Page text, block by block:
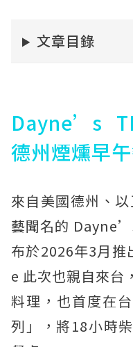
文章目錄
Dayne’s
德州煙燻早
來自美國德州、
藝聞名的
布於2026年3月推
e 此次也親自來台
料理，也首度在
列」，將18小時